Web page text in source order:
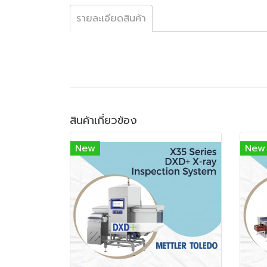
รายละเอียดสินค้า
สินค้าเกี่ยวข้อง
New New